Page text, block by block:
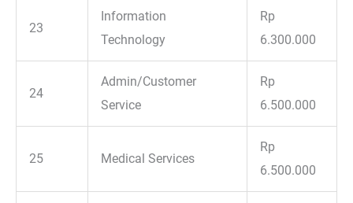
23
Information
Technology
Rp
6.300.000
24
Admin/Customer
Service
Rp
6.500.000
25 Medical Services
Rp
6.500.000